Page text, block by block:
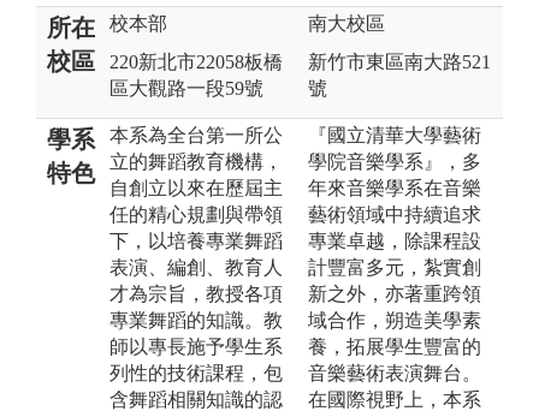
所在
校區
校本部
220新北市22058板橋
區大觀路一段59號
南大校區
新竹市東區南大路521
號
學系
特色
本系為全台第一所公
立的舞蹈教育機構，
自創立以來在歷屆主
任的精心規劃與帶領
下，以培養專業舞蹈
表演、編創、教育人
才為宗旨，教授各項
專業舞蹈的知識。教
師以專長施予學生系
列性的技術課程，包
含舞蹈相關知識的認
『國立清華大學藝術
學院音樂學系』，多
年來音樂學系在音樂
藝術領域中持續追求
專業卓越，除課程設
計豐富多元，紮實創
新之外，亦著重跨領
域合作，朔造美學素
養，拓展學生豐富的
音樂藝術表演舞台。
在國際視野上，本系